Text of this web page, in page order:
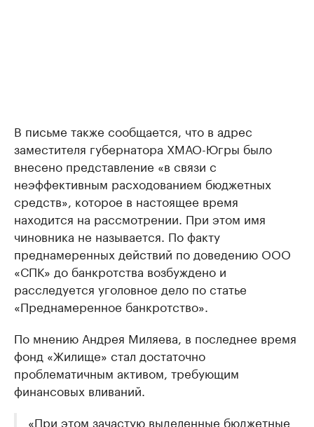
В письме также сообщается, что в адрес
заместителя губернатора ХМАО-Югры было
внесено представление «в связи с
неэффективным расходованием бюджетных
средств», которое в настоящее время
находится на рассмотрении. При этом имя
чиновника не называется. По факту
преднамеренных действий по доведению ООО
«СПК» до банкротства возбуждено и
расследуется уголовное дело по статье
«Преднамеренное банкротство».
По мнению Андрея Миляева, в последнее время
фонд «Жилище» стал достаточно
проблематичным активом, требующим
финансовых вливаний.
«При этом зачастую выделенные бюджетные